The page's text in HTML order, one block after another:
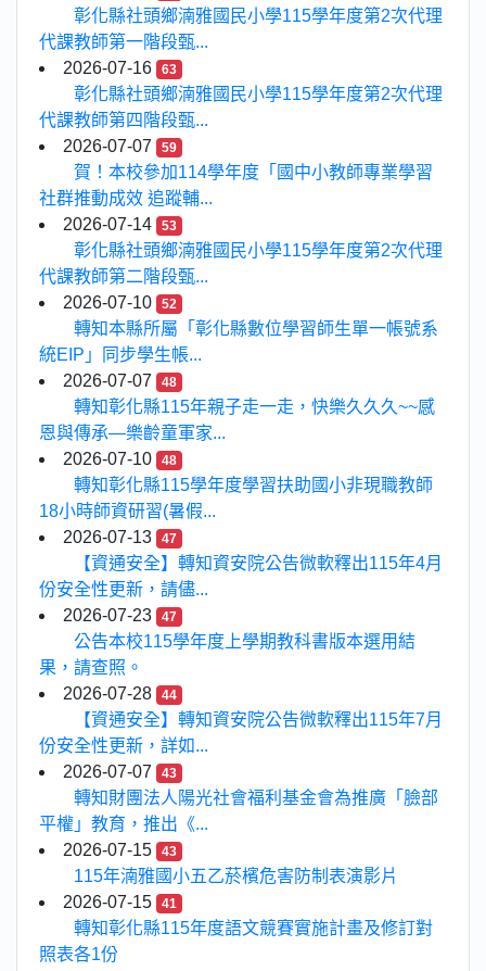
彰化縣社頭鄉湳雅國民小學115學年度第2次代理
代課教師第一階段甄...
2026-07-16
63
彰化縣社頭鄉湳雅國民小學115學年度第2次代理
代課教師第四階段甄...
2026-07-07
59
賀！本校參加114學年度「國中小教師專業學習
社群推動成效 追蹤輔...
2026-07-14
53
彰化縣社頭鄉湳雅國民小學115學年度第2次代理
代課教師第二階段甄...
2026-07-10
52
轉知本縣所屬「彰化縣數位學習師生單一帳號系
統EIP」同步學生帳...
2026-07-07
48
轉知彰化縣115年親子走一走，快樂久久久~~感
恩與傳承—樂齡童軍家...
2026-07-10
48
轉知彰化縣115學年度學習扶助國小非現職教師
18小時師資研習(暑假...
2026-07-13
47
【資通安全】轉知資安院公告微軟釋出115年4月
份安全性更新，請儘...
2026-07-23
47
公告本校115學年度上學期教科書版本選用結
果，請查照。
2026-07-28
44
【資通安全】轉知資安院公告微軟釋出115年7月
份安全性更新，詳如...
2026-07-07
43
轉知財團法人陽光社會福利基金會為推廣「臉部
平權」教育，推出《...
2026-07-15
43
115年湳雅國小五乙菸檳危害防制表演影片
2026-07-15
41
轉知彰化縣115年度語文競賽實施計畫及修訂對
照表各1份